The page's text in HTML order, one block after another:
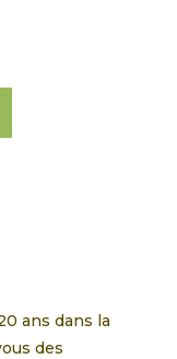
ans dans la
des